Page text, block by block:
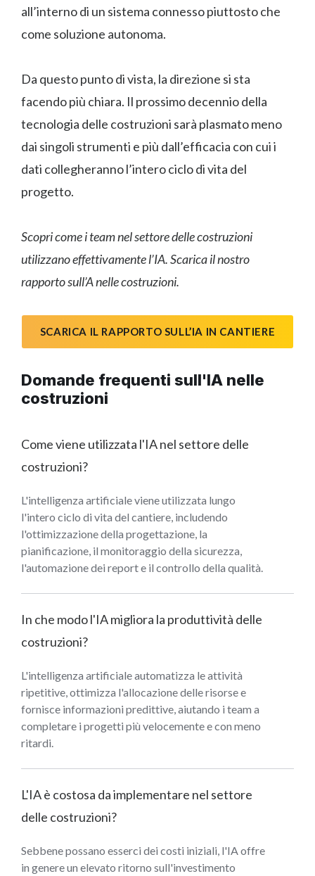
all’interno di un sistema connesso piuttosto che
come soluzione autonoma.
Da questo punto di vista, la direzione si sta
facendo più chiara. Il prossimo decennio della
tecnologia delle costruzioni sarà plasmato meno
dai singoli strumenti e più dall’efficacia con cui i
dati collegheranno l’intero ciclo di vita del
progetto.
Scopri come i team nel settore delle costruzioni
utilizzano effettivamente l’IA. Scarica il nostro
rapporto sull’A nelle costruzioni.
SCARICA IL RAPPORTO SULL’IA IN CANTIERE
Domande frequenti sull'IA nelle
costruzioni
Come viene utilizzata l'IA nel settore delle
costruzioni?
L'intelligenza artificiale viene utilizzata lungo
l'intero ciclo di vita del cantiere, includendo
l'ottimizzazione della progettazione, la
pianificazione, il monitoraggio della sicurezza,
l'automazione dei report e il controllo della qualità.
In che modo l'IA migliora la produttività delle
costruzioni?
L'intelligenza artificiale automatizza le attività
ripetitive, ottimizza l'allocazione delle risorse e
fornisce informazioni predittive, aiutando i team a
completare i progetti più velocemente e con meno
ritardi.
L'IA è costosa da implementare nel settore
delle costruzioni?
Sebbene possano esserci dei costi iniziali, l'IA offre
in genere un elevato ritorno sull'investimento